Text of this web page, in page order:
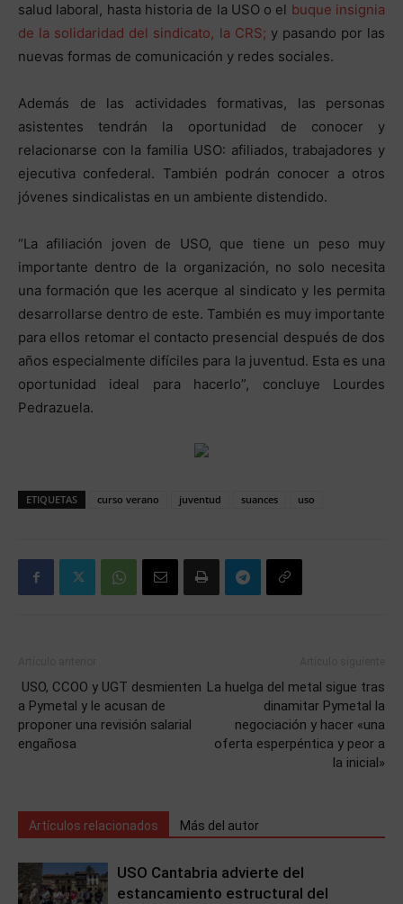
salud laboral, hasta historia de la USO o el buque insignia
de la solidaridad del sindicato, la CRS; y pasando por las
nuevas formas de comunicación y redes sociales.
Además de las actividades formativas, las personas
asistentes tendrán la oportunidad de conocer y
relacionarse con la familia USO: afiliados, trabajadores y
ejecutiva confederal. También podrán conocer a otros
jóvenes sindicalistas en un ambiente distendido.
“La afiliación joven de USO, que tiene un peso muy
importante dentro de la organización, no solo necesita
una formación que les acerque al sindicato y les permita
desarrollarse dentro de este. También es muy importante
para ellos retomar el contacto presencial después de dos
años especialmente difíciles para la juventud. Esta es una
oportunidad ideal para hacerlo”, concluye Lourdes
Pedrazuela.
ETIQUETAS curso verano juventud suances uso
USO, CCOO y UGT desmienten
a Pymetal y le acusan de
proponer una revisión salarial
engañosa
La huelga del metal sigue tras
dinamitar Pymetal la
negociación y hacer «una
oferta esperpéntica y peor a
la inicial»
Artículos relacionados Más del autor
USO Cantabria advierte del
estancamiento estructural del